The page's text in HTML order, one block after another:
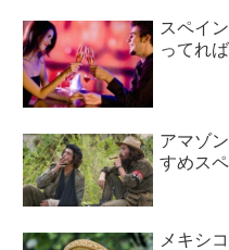
スペイ
ってれ
アマゾ
すめス
メキシ